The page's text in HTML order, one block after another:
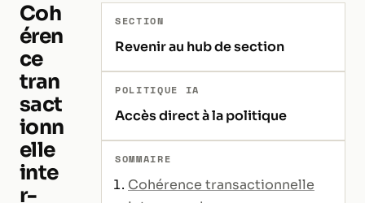
Coh
éren
ce
tran
sact
ionn
elle
inte
r-
SECTION
Revenir au hub de section
POLITIQUE IA
Accès direct à la politique
SOMMAIRE
Cohérence transactionnelle